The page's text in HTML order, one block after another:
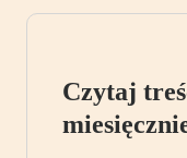
Czytaj